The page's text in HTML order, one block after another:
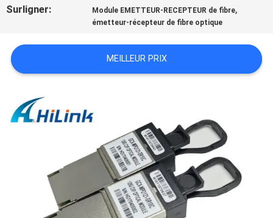
QUALITÉ
NOUS
CONTACTER
NOUVELLES
AFFAIRES
DEMANDEZ
Surligner: Module EMETTEUR-RECEPTEUR de fibre,
émetteur-récepteur de fibre optique
MEILLEUR PRIX